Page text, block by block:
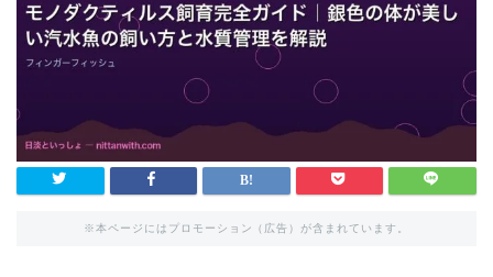
※本ページにはプロモーション（広告）が含まれています。